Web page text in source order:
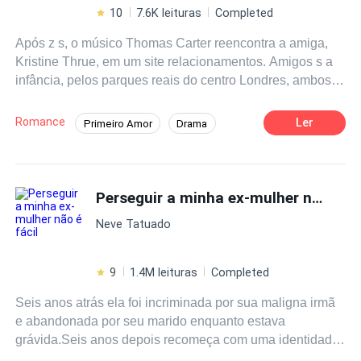
10 7.6K leituras Completed
Após z s, o músico Thomas Carter reencontra a amiga,
Kristine Thrue, em um site relacionamentos. Amigos s a
infância, pelos parques reais do centro Londres, ambos
da distância e do tempo. Por um longo período e em
caminhos opostos, em cada um, surge novas pectativas,
iniciar sua carreira musical em Los Angeles. O boêmio e
inperiênte britânico aceitaria o convite? o lidariam as
diferenças que o tempo criou? Até on o passado po
Romance Primeiro Amor Drama Ler
Perseguir a minha ex-mulher não é fácil
Neve Tatuado
9 1.4M leituras Completed
Seis anos atrás ela foi incriminada por sua maligna irmã
e abandonada por seu marido enquanto estava
grávida.Seis anos depois recomeça com uma identidade